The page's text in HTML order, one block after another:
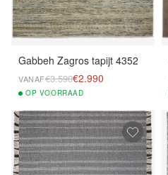
Gabbeh Zagros tapijt 4352
VANAF€3.590€2.990
OP VOORRAAD